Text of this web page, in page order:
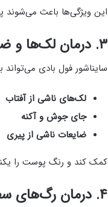
این ویژگی‌ها باعث
۳. درمان لک‌ها و ضایعات رنگدانه‌ای
سایناشور فول بادی می‌تواند
لک‌های ناشی از آفتاب
جای جوش و آکنه
ضایعات ناشی از پیری
کمک کند و رنگ پوست را
۴. درمان رگ‌های سطحی و مویرگی